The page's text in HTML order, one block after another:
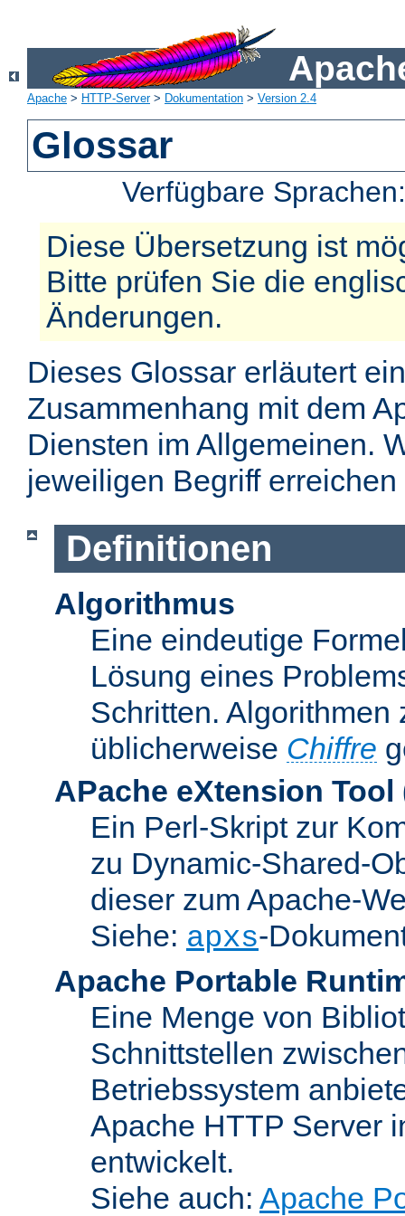
Apache > HTTP-Server> Dokumentation > Version 2.4
Glossar
Verfügbare
Diese Übersetzung ist
Bitte prüfen Sie die
Änderungen.
Dieses Glossar erläutert
Zusammenhang mit dem
Diensten im Allgemeinen.
jeweiligen Begriff
Definitionen
Algorithmus
Eine eindeutige
Lösung eines
Schritten.
üblicherweise Chiffre
APache eXtension Tool
Ein Perl-Skript zur
zu Dynamic-Shared-
dieser zum Apache-
Siehe: apxs-
Apache Portable
Eine Menge von
Schnittstellen
Betriebssystem
Apache HTTP Server
entwickelt.
Siehe auch: Apache